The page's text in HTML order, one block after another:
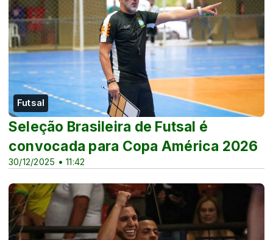
Futsal
30/12/2025 • 11:42
Seleção Brasileira de Futsal é
convocada para Copa América 2026